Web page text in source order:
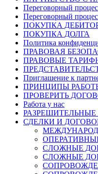
Переговорный
Переговорный
ПОКУПКА
ПОКУПКА ДОЛГА
Политика
ПРАВОВАЯ
ПРАВОВЫЕ
Приглашение к
ПРИНЦИПЫ
ПРОВЕРИТЬ
Работа у нас
СДЕЛКИ И
СЛОЖНЫЕ
СЛОЖНЫЕ